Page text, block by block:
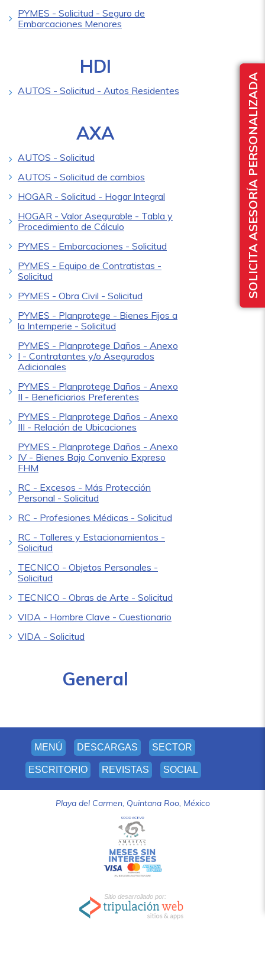
SOLICITA ASESORÍA PERSONALIZADA
PYMES - Solicitud - Seguro de
Embarcaciones Menores
HDI
AUTOS - Solicitud - Autos Residentes
AXA
AUTOS - Solicitud
AUTOS - Solicitud de cambios
HOGAR - Solicitud - Hogar Integral
HOGAR - Valor Asegurable - Tabla y
Procedimiento de Cálculo
PYMES - Embarcaciones - Solicitud
PYMES - Equipo de Contratistas -
Solicitud
PYMES - Obra Civil - Solicitud
PYMES - Planprotege - Bienes Fijos a
la Intemperie - Solicitud
PYMES - Planprotege Daños - Anexo
I - Contratantes y/o Asegurados
Adicionales
PYMES - Planprotege Daños - Anexo
II - Beneficiarios Preferentes
PYMES - Planprotege Daños - Anexo
III - Relación de Ubicaciones
PYMES - Planprotege Daños - Anexo
IV - Bienes Bajo Convenio Expreso
FHM
RC - Excesos - Más Protección
Personal - Solicitud
RC - Profesiones Médicas - Solicitud
RC - Talleres y Estacionamientos -
Solicitud
TECNICO - Objetos Personales -
Solicitud
TECNICO - Obras de Arte - Solicitud
VIDA - Hombre Clave - Cuestionario
VIDA - Solicitud
General
MENÚ DESCARGAS SECTOR
ESCRITORIO REVISTAS SOCIAL
Playa del Carmen, Quintana Roo, México
Sitio desarrollado por: